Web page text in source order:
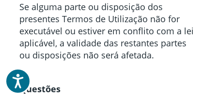
Acessibilidade
Se alguma parte ou disposição dos
presentes Termos de Utilização não for
executável ou estiver em conflito com a lei
aplicável, a validade das restantes partes
ou disposições não será afetada.
Questões